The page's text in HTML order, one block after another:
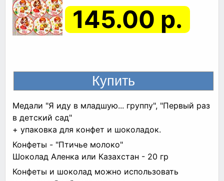
145.00 р.
Медали "Я иду в младшую... группу", "Первый раз
в детский сад"
+ упаковка для конфет и шоколадок.
Конфеты - "Птичье молоко"
Шоколад Аленка или Казахстан - 20 гр
Конфеты и шоколад можно использовать